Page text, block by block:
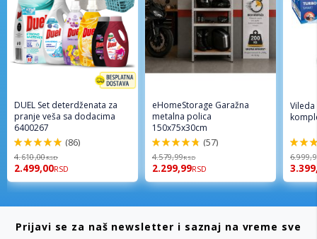
DUEL Set deterdženata za
pranje veša sa dodacima
6400267
98%
(86)
4.610,00RSD
2.499,00RSD
eHomeStorage Garažna
metalna polica
150x75x30cm
96%
(57)
4.579,99RSD
2.299,99RSD
92%
Prijavi se za naš newsletter i saznaj na vreme sve